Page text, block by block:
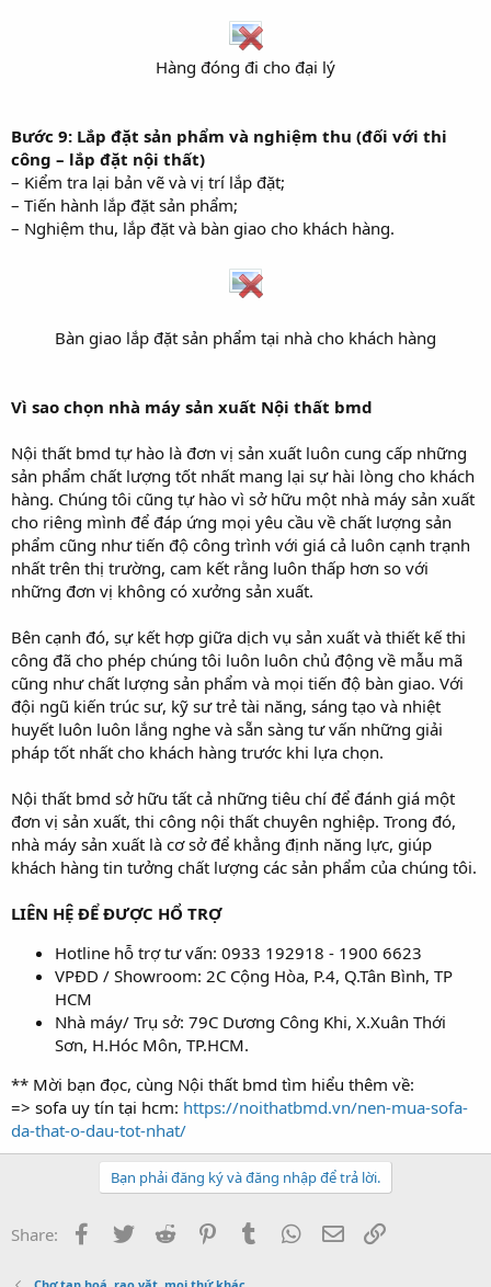
Hàng đóng đi cho đại lý​
Bước 9: Lắp đặt sản phẩm và nghiệm thu (đối với thi
công – lắp đặt nội thất)
– Kiểm tra lại bản vẽ và vị trí lắp đặt;
– Tiến hành lắp đặt sản phẩm;
– Nghiệm thu, lắp đặt và bàn giao cho khách hàng.
Bàn giao lắp đặt sản phẩm tại nhà cho khách hàng
Vì sao chọn nhà máy sản xuất Nội thất bmd
Nội thất bmd tự hào là đơn vị sản xuất luôn cung cấp những
sản phẩm chất lượng tốt nhất mang lại sự hài lòng cho khách
hàng. Chúng tôi cũng tự hào vì sở hữu một nhà máy sản xuất
cho riêng mình để đáp ứng mọi yêu cầu về chất lượng sản
phẩm cũng như tiến độ công trình với giá cả luôn cạnh trạnh
nhất trên thị trường, cam kết rằng luôn thấp hơn so với
những đơn vị không có xưởng sản xuất.
Bên cạnh đó, sự kết hợp giữa dịch vụ sản xuất và thiết kế thi
công đã cho phép chúng tôi luôn luôn chủ động về mẫu mã
cũng như chất lượng sản phẩm và mọi tiến độ bàn giao. Với
đội ngũ kiến trúc sư, kỹ sư trẻ tài năng, sáng tạo và nhiệt
huyết luôn luôn lắng nghe và sẵn sàng tư vấn những giải
pháp tốt nhất cho khách hàng trước khi lựa chọn.
Nội thất bmd sở hữu tất cả những tiêu chí để đánh giá một
đơn vị sản xuất, thi công nội thất chuyên nghiệp. Trong đó,
nhà máy sản xuất là cơ sở để khẳng định năng lực, giúp
khách hàng tin tưởng chất lượng các sản phẩm của chúng tôi.
LIÊN HỆ ĐỂ ĐƯỢC HỔ TRỢ
Hotline hỗ trợ tư vấn: 0933 192918 - 1900 6623
VPĐD / Showroom: 2C Cộng Hòa, P.4, Q.Tân Bình, TP
HCM
Nhà máy/ Trụ sở: 79C Dương Công Khi, X.Xuân Thới
Sơn, H.Hóc Môn, TP.HCM.
** Mời bạn đọc, cùng Nội thất bmd tìm hiểu thêm về:
=> sofa uy tín tại hcm: https://noithatbmd.vn/nen-mua-sofa-
da-that-o-dau-tot-nhat/
Bạn phải đăng ký và đăng nhập để trả lời.
Share: Facebook
Twitter Reddit PinterestTumblr WhatsApp
Email
Chợ tạp hoá, rao vặt, mọi thứ khác